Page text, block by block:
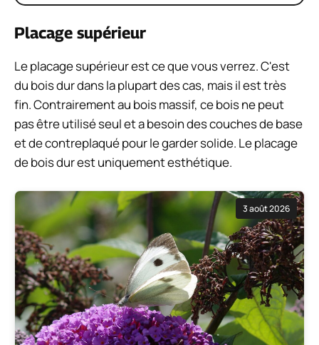
Placage supérieur
Le placage supérieur est ce que vous verrez. C'est
du bois dur dans la plupart des cas, mais il est très
fin. Contrairement au bois massif, ce bois ne peut
pas être utilisé seul et a besoin des couches de base
et de contreplaqué pour le garder solide. Le placage
de bois dur est uniquement esthétique.
3 août 2026